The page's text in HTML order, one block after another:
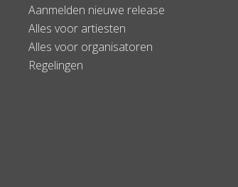
Aanmelden nieuwe release
Alles voor artiesten
Alles voor organisatoren
Regelingen